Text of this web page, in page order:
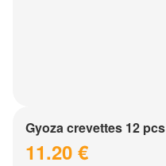
Gyoza crevettes 12 pcs
11.20 €